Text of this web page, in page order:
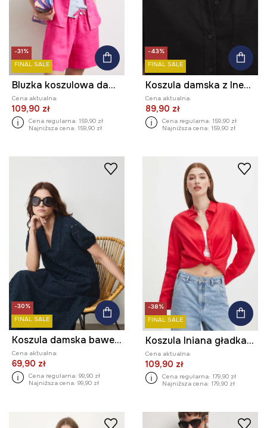
-31%
FINAL SALE
Bluzka koszulowa damska lniana gładka
Cena aktualna:
109,90 zł
Cena regularna: 159,90 zł
Najniższa cena: 159,90 zł
-43%
FINAL SALE
Koszula damska z lnem gładka
Cena aktualna:
89,90 zł
Cena regularna: 159,90 zł
Najniższa cena: 159,90 zł
-30%
FINAL SALE
Koszula damska bawełniana
Cena aktualna:
69,90 zł
Cena regularna: 99,90 zł
Najniższa cena: 99,90 zł
-38%
FINAL SALE
Koszula lniana gładka kolor czerwony
Cena aktualna:
109,90 zł
Cena regularna: 179,90 zł
Najniższa cena: 179,90 zł